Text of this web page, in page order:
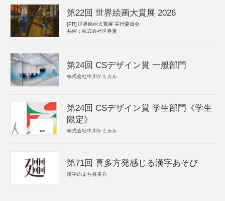
第22回 世界絵画大賞展 2026
[PR] 世界絵画大賞展 実行委員会
共催：株式会社世界堂
第24回 CSデザイン賞 一般部門
株式会社中川ケミカル
第24回 CSデザイン賞 学生部門《学生
限定》
株式会社中川ケミカル
第71回 喜多方発感じる漢字あそび
漢字のまち喜多方